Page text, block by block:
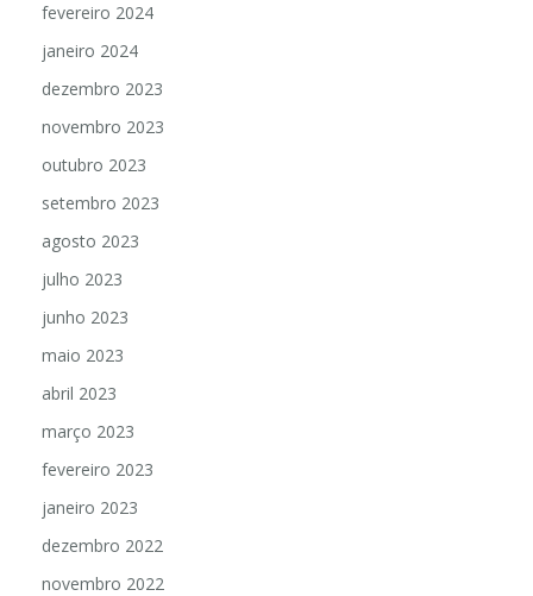
fevereiro 2024
janeiro 2024
dezembro 2023
novembro 2023
outubro 2023
setembro 2023
agosto 2023
julho 2023
junho 2023
maio 2023
abril 2023
março 2023
fevereiro 2023
janeiro 2023
dezembro 2022
novembro 2022